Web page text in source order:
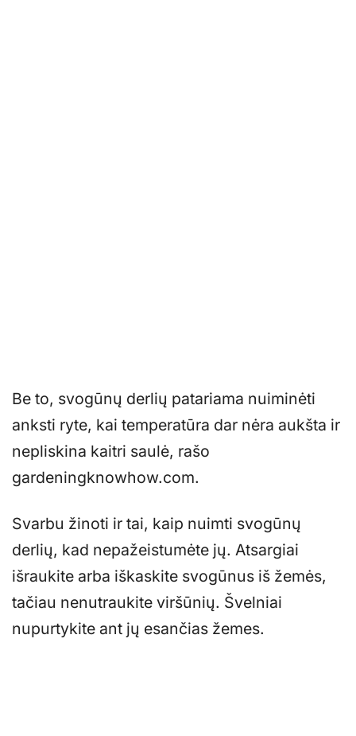
Be to, svogūnų derlių patariama nuiminėti
anksti ryte, kai temperatūra dar nėra aukšta ir
nepliskina kaitri saulė, rašo
gardeningknowhow.com.
Svarbu žinoti ir tai, kaip nuimti svogūnų
derlių, kad nepažeistumėte jų. Atsargiai
išraukite arba iškaskite svogūnus iš žemės,
tačiau nenutraukite viršūnių. Švelniai
nupurtykite ant jų esančias žemes.